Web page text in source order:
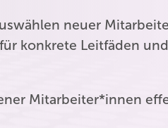
neuer
konkrete Leitfäden
Mitarbeiter*innen